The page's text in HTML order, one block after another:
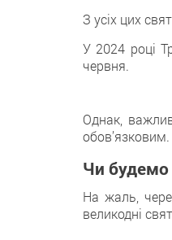
З усіх цих
У 2024 році
червня.
Однак,
Чи будемо
На жаль,
великодні